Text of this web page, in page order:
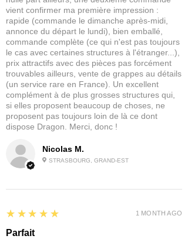
point de départ pour une peinture plus
professionnelle.
Ces peintures ont été conçues dans un
pot de 60ml afin que vous ayez assez
de produit pour peindre des armées
entières avec facilité.
Contenu : 1x Dipping Ink en 60ml
Nicolas M.
STRASBOURG, GRAND-EST
vient confirmer ma première impression :
rapide (commande le dimanche après-midi,
annonce du départ le lundi), bien emballé,
commande complète (ce qui n'est pas toujours
le cas avec certaines structures à l'étranger...),
prix attractifs avec des pièces pas forcément
trouvables ailleurs, vente de grappes au détails
(un service rare en France). Un excellent
complément à de plus grosses structures qui,
si elles proposent beaucoup de choses, ne
proposent pas toujours loin de là ce dont
dispose Dragon. Merci, donc !
5
★★★★★
Parfait
1 MONTH AGO